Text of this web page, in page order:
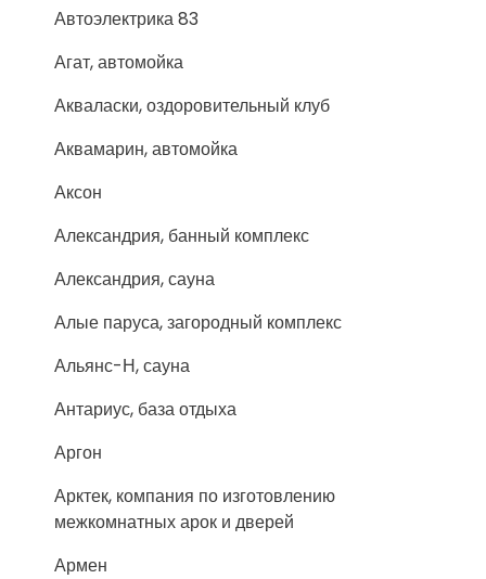
Автоэлектрика 83
Агат, автомойка
Акваласки, оздоровительный клуб
Аквамарин, автомойка
Аксон
Александрия, банный комплекс
Александрия, сауна
Алые паруса, загородный комплекс
Альянс-Н, сауна
Антариус, база отдыха
Аргон
Арктек, компания по изготовлению
межкомнатных арок и дверей
Армен